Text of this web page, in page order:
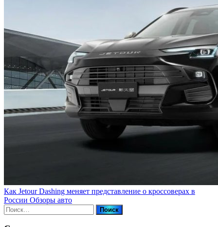
Как Jetour Dashing меняет представление о кроссоверах в
России Обзоры авто
Найти: